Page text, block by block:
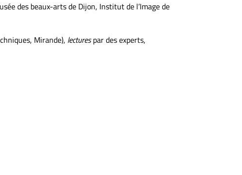
des beaux-arts de Dijon, Institut de l’Image de
Mirande), lecturespar des experts,